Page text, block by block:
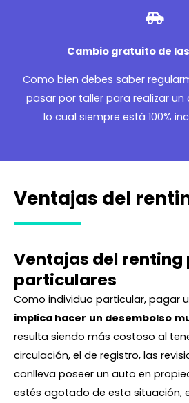
Cambio gratuito de
Como bien debes saber
pasar por taller para realizar
lo cual siempre está 100%
Ventajas del
Ventajas del renting
particulares
Como individuo particular, pagar
implica hacer un desembolso
resulta siendo más costoso al
circulación, el de registro, las
conlleva poseer un auto en
estés agotado de esta situación,